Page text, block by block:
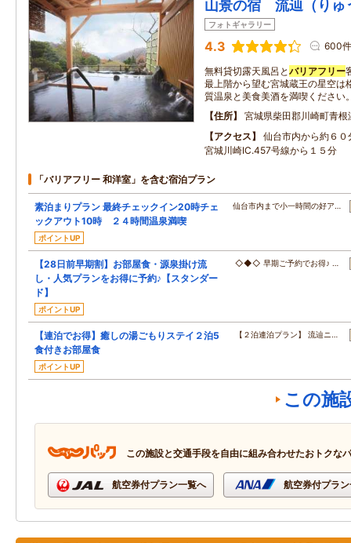
山景の宿 流辿（りゅ
フォトギャラリー
4.3 600件
無料貸切露天風呂とバリアフリー
最上階から望む宮城蔵王の星空は
質温泉と美食美酒を満喫ください
住所
宮城県柴田郡川崎町青根
アクセス
仙台市内から約６
宮城川崎IC.457号線から１５分
「バリアフリー 和洋室」を含む宿泊プラン
素泊まりプラン 最終チェックイン20時チェ
ックアウト10時 ２４時間温泉満喫
ポイントUP
仙台市内まで小一時間の好ア…
【28日前早期割】お部屋食・源泉掛け流
し・人気プランをお得に予約♪【スタンダー
ド】
ポイントUP
◇◆◇ 早期ご予約でお得♪ …
【連泊でお得】癒しの湯ごもりステイ２泊5
食付きお部屋食
ポイントUP
【２泊連泊プラン】 流辿ニ…
この施
この施設と交通手段を自由に組み合わせたおトクな
航空券付プラン一覧へ 航空券付プラ